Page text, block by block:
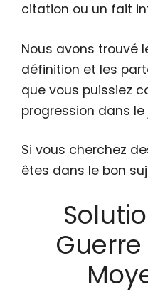
citation ou un fait
Nous avons trouvé
définition et les
que vous puissiez
progression dans
Si vous cherchez
êtes dans le bon